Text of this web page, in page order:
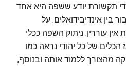
תקשורת יודע ששפה היא אחד
בין אינדיבידואלים. על
עוררין. ניתוק השפה ככלי
של כל יהודי נראה כמו
מהצורך ללמוד אותה ובנוסף,